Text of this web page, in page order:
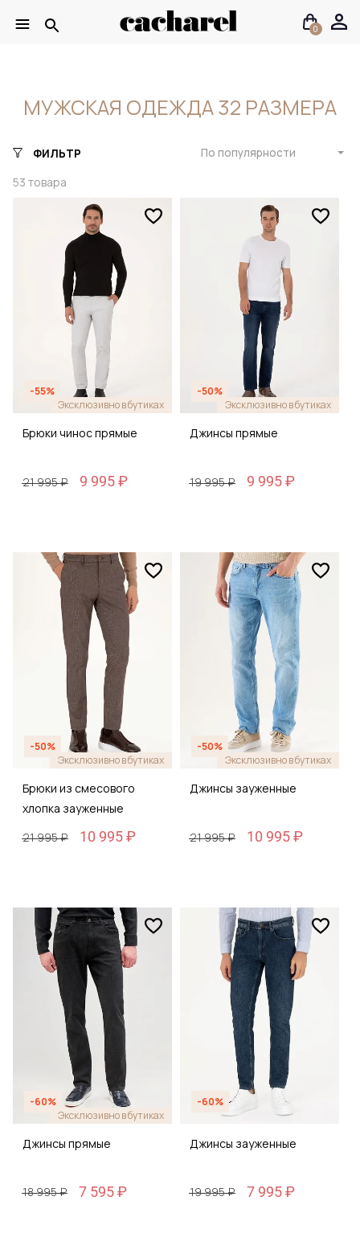
0
МУЖСКАЯ ОДЕЖДА 32 РАЗМЕРА
ФИЛЬТР
53 товара
По популярности
-55%
Эксклюзивно в бутиках
Брюки чинос прямые
21 995 ₽ 9 995 ₽
-50%
Эксклюзивно в бутиках
Джинсы прямые
19 995 ₽ 9 995 ₽
-50%
Эксклюзивно в бутиках
Брюки из смесового
хлопка зауженные
21 995 ₽
10 995 ₽
-50%
Эксклюзивно в бутиках
Джинсы зауженные
21 995 ₽ 10 995 ₽
-60%
Эксклюзивно в бутиках
Джинсы прямые
18 995 ₽ 7 595 ₽
-60%
Джинсы зауженные
19 995 ₽ 7 995 ₽